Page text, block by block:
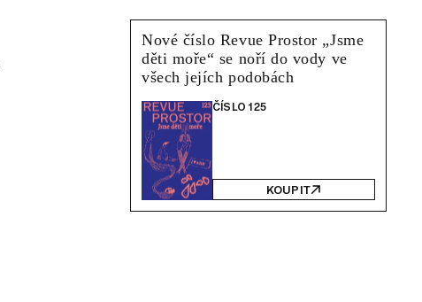
Nové číslo Revue Prostor „Jsme
děti moře“ se noří do vody ve
všech jejích podobách
ČÍSLO 125
KOUPIT